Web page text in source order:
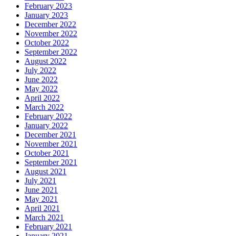
February 2023
January 2023
December 2022
November 2022
October 2022
September 2022
August 2022
July 2022
June 2022
May 2022
April 2022
March 2022
February 2022
January 2022
December 2021
November 2021
October 2021
September 2021
August 2021
July 2021
June 2021
May 2021
April 2021
March 2021
February 2021